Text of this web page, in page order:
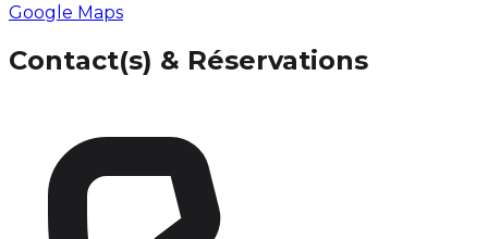
Google Maps
Contact(s) & Réservations